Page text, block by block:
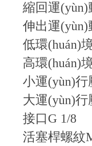
縮回運(yùn)
伸出運(yùn)
低環(huán)
高環(huán)
小運(yùn)行
大運(yùn)行
接口G 1/8
活塞桿螺紋